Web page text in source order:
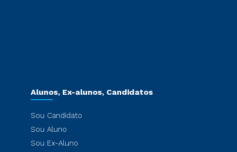
Alunos, Ex-alunos, Candidatos
Sou Candidato
Sou Aluno
Sou Ex-Aluno